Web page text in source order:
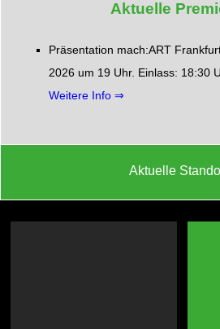
Aktuelle
Präsentation mach:ART
2026 um 19 Uhr. Einlass: 18:30
Weitere Info ⇒
Aktuelle